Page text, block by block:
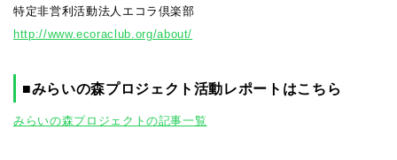
特定非営利活動法人エコラ倶楽部
http://www.ecoraclub.org/about/
■みらいの森プロジェクト活動レポートはこちら
みらいの森プロジェクトの記事一覧